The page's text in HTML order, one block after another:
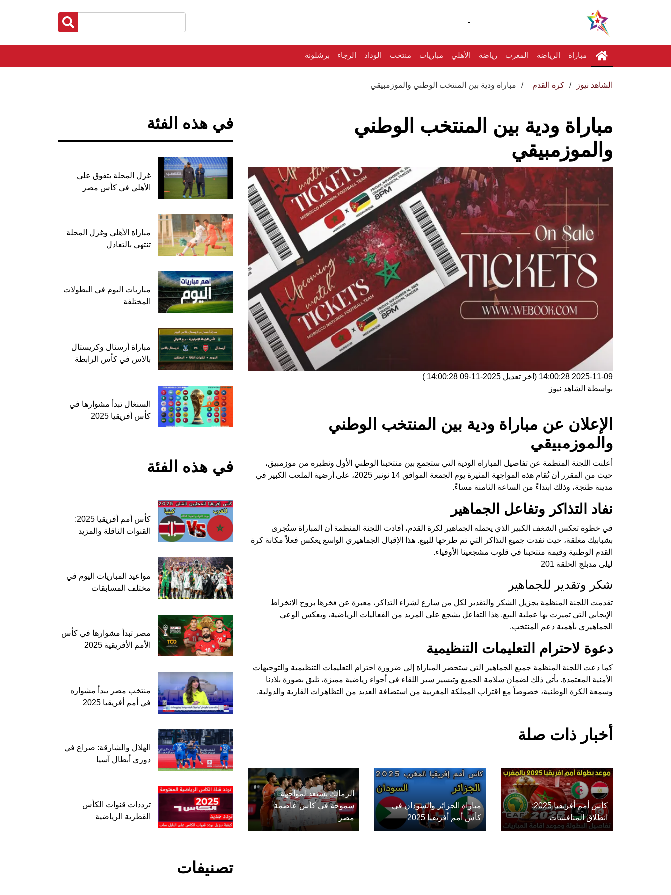
-
مباراة الرياضة المغرب رياضة الأهلي مباريات منتخب الوداد الرجاء برشلونة
الشاهد نيوز كرة القدم مباراة ودية بين المنتخب الوطني والموزمبيقي
مباراة ودية بين المنتخب الوطني
والموزمبيقي
2025-11-09 14:00:28 (اخر تعديل 2025-11-09 14:00:28
)
بواسطة الشاهد نيوز
الإعلان عن مباراة ودية بين المنتخب الوطني
والموزمبيقي
أعلنت اللجنة المنظمة عن تفاصيل المباراة الودية التي ستجمع بين منتخبنا الوطني الأول ونظيره من موزمبيق،
حيث من المقرر أن تُقام هذه المواجهة المثيرة يوم الجمعة الموافق 14 نونبر 2025، على أرضية الملعب الكبير في
مدينة طنجة، وذلك ابتداءً من الساعة الثامنة مساءً.
نفاد التذاكر وتفاعل الجماهير
في خطوة تعكس الشغف الكبير الذي يحمله الجماهير لكرة القدم، أفادت اللجنة المنظمة أن المباراة ستُجرى
بشبابيك مغلقة، حيث نفدت جميع التذاكر التي تم طرحها للبيع. هذا الإقبال الجماهيري الواسع يعكس فعلاً مكانة كرة
القدم الوطنية وقيمة منتخبنا في قلوب مشجعينا الأوفياء.
ليلى مدبلج الحلقة 201
شكر وتقدير للجماهير
تقدمت اللجنة المنظمة بجزيل الشكر والتقدير لكل من سارع لشراء التذاكر، معبرة عن فخرها بروح الانخراط
الإيجابي التي تميزت بها عملية البيع. هذا التفاعل يشجع على المزيد من الفعاليات الرياضية، ويعكس الوعي
الجماهيري بأهمية دعم المنتخب.
دعوة لاحترام التعليمات التنظيمية
كما دعت اللجنة المنظمة جميع الجماهير التي ستحضر المباراة إلى ضرورة احترام التعليمات التنظيمية والتوجيهات
الأمنية المعتمدة. يأتي ذلك لضمان سلامة الجميع وتيسير سير اللقاء في أجواء رياضية مميزة، تليق بصورة بلادنا
وسمعة الكرة الوطنية، خصوصاً مع اقتراب المملكة المغربية من استضافة العديد من التظاهرات القارية والدولية.
أخبار ذات صلة
كأس أمم أفريقيا 2025:
انطلاق المنافسات
مباراة الجزائر والسودان في
كأس أمم أفريقيا 2025
الزمالك يستعد لمواجهة
سموحة في كأس عاصمة
مصر
في هذه الفئة
غزل المحلة يتفوق على
الأهلي في كأس مصر
مباراة الأهلي وغزل المحلة
تنتهي بالتعادل
مباريات اليوم في البطولات
المختلفة
مباراة أرسنال وكريستال
بالاس في كأس الرابطة
السنغال تبدأ مشوارها في
كأس أفريقيا 2025
في هذه الفئة
كأس أمم أفريقيا 2025:
القنوات الناقلة والمزيد
مواعيد المباريات اليوم في
مختلف المسابقات
مصر تبدأ مشوارها في كأس
الأمم الأفريقية 2025
منتخب مصر يبدأ مشواره
في أمم أفريقيا 2025
الهلال والشارقة: صراع في
دوري أبطال آسيا
ترددات قنوات الكأس
القطرية الرياضية
تصنيفات